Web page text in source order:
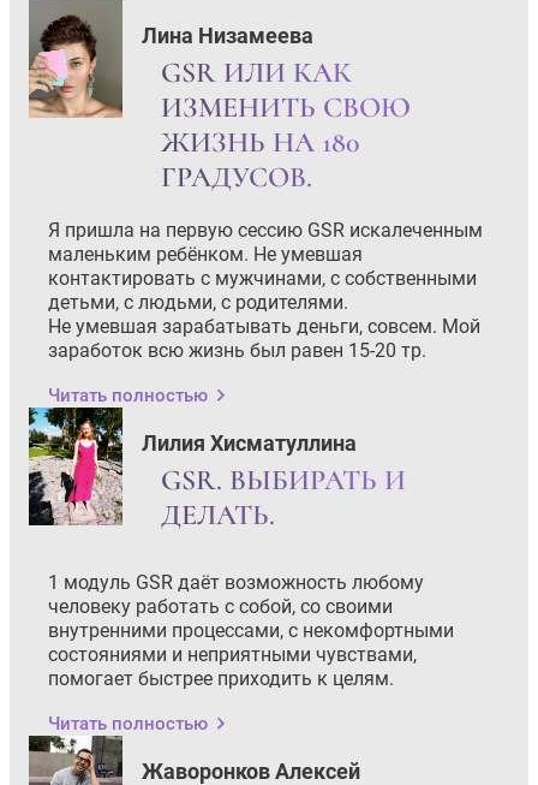
Лина Низамеева
GSR ИЛИ КАК
ИЗМЕНИТЬ СВОЮ
ЖИЗНЬ НА 180
ГРАДУСОВ.
Я пришла на первую сессию GSR искалеченным
маленьким ребёнком. Не умевшая
контактировать с мужчинами, с собственными
детьми, с людьми, с родителями.
Не умевшая зарабатывать деньги, совсем. Мой
заработок всю жизнь был равен 15-20 тр.
Читать полностью
Лилия Хисматуллина
GSR. ВЫБИРАТЬ И
ДЕЛАТЬ.
1 модуль GSR даёт возможность любому
человеку работать с собой, со своими
внутренними процессами, с некомфортными
состояниями и неприятными чувствами,
помогает быстрее приходить к целям.
Читать полностью
Жаворонков Алексей